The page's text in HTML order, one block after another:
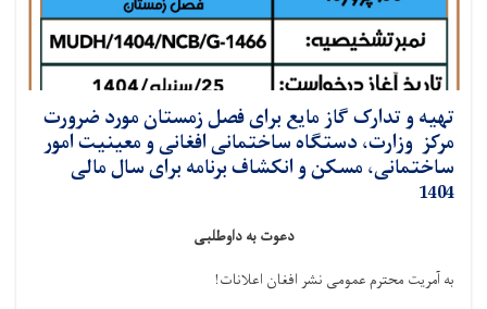
تهیه و تدارک گاز مایع برای فصل زمستان مورد ضرورت
مرکز وزارت، دستگاه ساختمانی افغانی و معینیت امور
ساختمانی، مسکن و انکشاف برنامه برای سال مالی
1404
دعوت به داوطلبی
به آمریت محترم عمومی نشر افغان اعلانات!